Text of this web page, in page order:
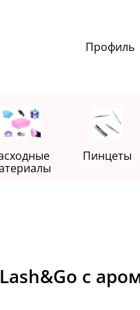
Профиль
Пинцеты
с